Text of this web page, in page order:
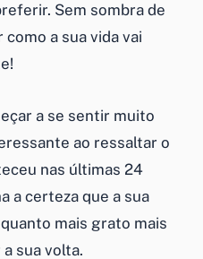
Sem sombra de
a sua vida vai
a se sentir muito
ao ressaltar o
nas últimas 24
a certeza que a sua
mais grato mais
sua volta.